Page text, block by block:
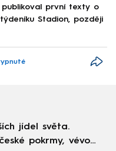
první texty o
Stadion, později
jídel světa.
pokrmy, vévodí